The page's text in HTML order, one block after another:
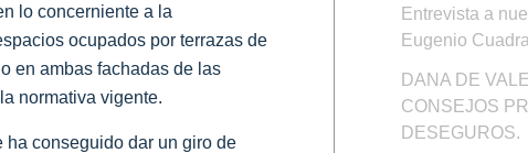
lo concerniente a la
ocupados por terrazas de
en ambas fachadas de las
normativa vigente.
conseguido dar un giro de
Entrevista a
Eugenio
DANA DE
CONSEJOS
DESEGUROS.